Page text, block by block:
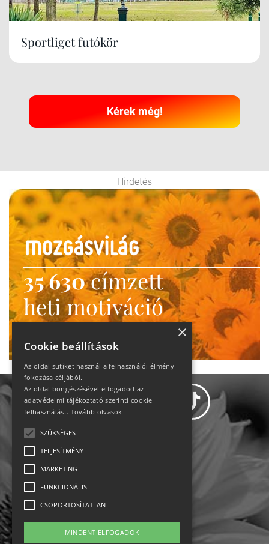
Sportliget futókör
Kérek még!
Hirdetés
35 630címzett
heti motiváció
Ne maradj le!
Impresszum-kapcsolat
Jogi nyilatkozat
×
Cookie beállítások
Az oldal sütiket használ a felhasználói élmény
fokozása céljából.
Az oldal böngészésével elfogadod az
adatvédelmi tájékoztató szerinti cookie
felhasználást. Tovább olvasok
SZÜKSÉGES
TELJESÍTMÉNY
MARKETING
FUNKCIONÁLIS
CSOPORTOSÍTATLAN
MINDENT ELFOGADOK